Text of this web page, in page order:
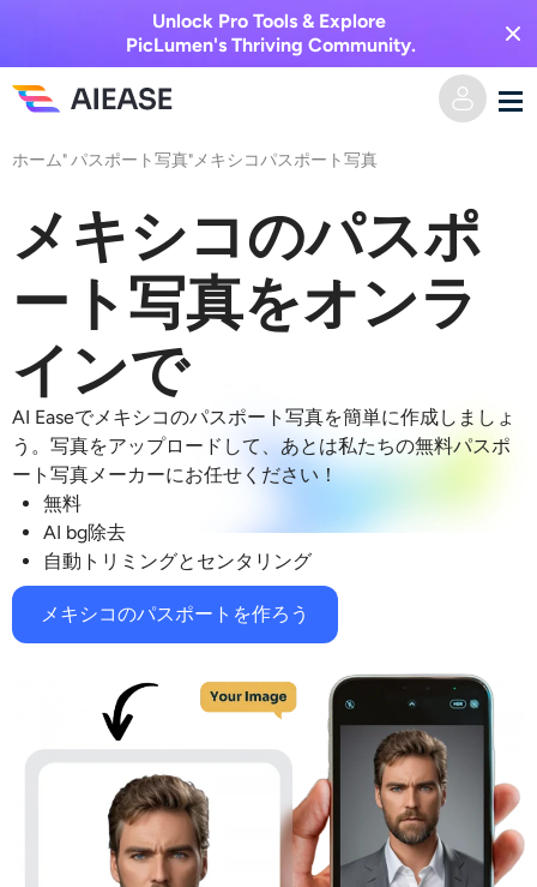
Unlock Pro Tools & Explore
PicLumen's Thriving Community.
ホーム
AI動画
テキストからビデオへ
画像からビデオへ
ビデオエフェクト
AIキスジェネレーター
AIハグジェネレーター
サポートされている AI モデル
Seedance 2.0 Kling 2.6 Motion Control
Kling 2.1 Master Hailuo 2.3
Wan 2.5
動画エフェクト
AI画像
画像から画像へ
テキストから画像へ
サポートされている AI モデル
Seedream 5.0 Pro Nano Banana Pro
ナノバナナ フラックス Kontext
AIツール
写真編集＆クリエイター
フォトエンハンサー
透かしリムーバー
背景リムーバー
AIの背景
プライシング
ホーム" パスポート写真" メキシコパスポート写真
メキシコのパスポ
ート写真をオンラ
インで
AI Easeでメキシコのパスポート写真を簡単に作成しましょ
う。写真をアップロードして、あとは私たちの無料パスポ
ート写真メーカーにお任せください！
無料
AI bg除去
自動トリミングとセンタリング
メキシコのパスポートを作ろう